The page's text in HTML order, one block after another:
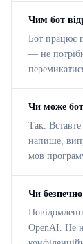
Чим бот
Бот працює
— не
Чи може
Так.
напише,
мов
Чи
OpenAI. Не